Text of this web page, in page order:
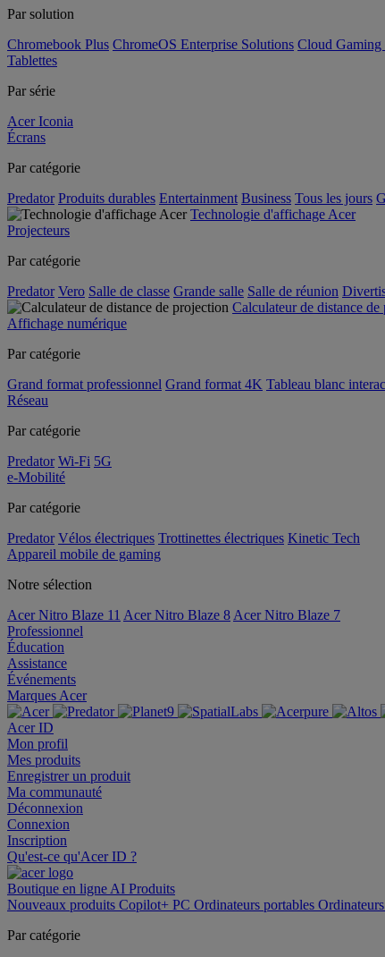
Par solution
Chromebook Plus ChromeOS Enterprise Solutions Cloud Gaming
Tablettes
Par série
Acer Iconia
Écrans
Par catégorie
Predator Produits durables Entertainment Business Tous les jours
Technologie d'affichage Acer
Projecteurs
Par catégorie
Predator Vero Salle de classe Grande salle Salle de réunion
Calculateur de distance de
Affichage numérique
Par catégorie
Grand format professionnel Grand format 4K Tableau blanc
Réseau
Par catégorie
Predator Wi-Fi 5G
e-Mobilité
Par catégorie
Predator Vélos électriques Trottinettes électriques Kinetic Tech
Appareil mobile de gaming
Notre sélection
Acer Nitro Blaze 11 Acer Nitro Blaze 8 Acer Nitro Blaze 7
Professionnel
Éducation
Assistance
Événements
Marques Acer
Acer ID
Mon profil
Mes produits
Enregistrer un produit
Ma communauté
Déconnexion
Connexion
Inscription
Qu'est-ce qu'Acer ID ?
Boutique en ligne AI Produits
Nouveaux produits Copilot+ PC Ordinateurs portables
Par catégorie